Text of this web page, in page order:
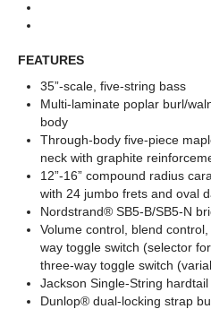
Colors
FEATURES
35”-scale, five-string bass
Multi-laminate poplar burl/
body
Through-body five-piece
neck with graphite
12”-16” compound radius
with 24 jumbo frets and oval
Nordstrand® SB5-B/SB5-N
Volume control, blend
way toggle switch (selector
three-way toggle switch
Jackson Single-String
Dunlop® dual-locking strap